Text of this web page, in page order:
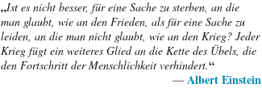
„Ist es nicht besser, für eine Sache zu sterben, an die
man glaubt, wie an den Frieden, als für eine Sache zu
leiden, an die man nicht glaubt, wie an den Krieg? Jeder
Krieg fügt ein weiteres Glied an die Kette des Übels, die
den Fortschritt der Menschlichkeit verhindert.“
— Albert Einstein